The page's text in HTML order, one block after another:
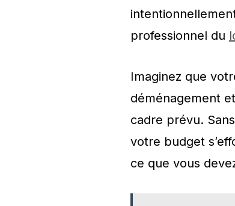
professionnel du
Imaginez que
déménagement
cadre prévu.
votre budget
ce que vous